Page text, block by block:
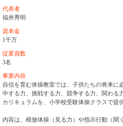
代表者
福井秀明
資本金
1千万
従業員数
3名
事業内容
自信を育む体操教室では、子供たちの将来に
中する力、挑戦する力、競争する力、関わる
カリキュラムを、小学校受験体操クラスで提
内容は、模倣体操（見る力）や指示行動（聞